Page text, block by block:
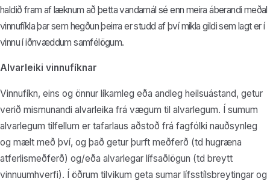
haldið fram af læknum að þetta vandamál sé enn meira áberandi meðal
vinnufíkla þar sem hegðun þeirra er studd af því mikla gildi sem lagt er í
vinnu í iðnvæddum samfélögum.
Alvarleiki vinnufíknar
Vinnufíkn, eins og önnur líkamleg eða andleg heilsuástand, getur
verið mismunandi alvarleika frá vægum til alvarlegum. Í sumum
alvarlegum tilfellum er tafarlaus aðstoð frá fagfólki nauðsynleg
og mælt með því, og það getur þurft meðferð (td hugræna
atferlismeðferð) og/eða alvarlegar lífsaðlögun (td breytt
vinnuumhverfi). Í öðrum tilvikum geta sumar lífsstílsbreytingar og